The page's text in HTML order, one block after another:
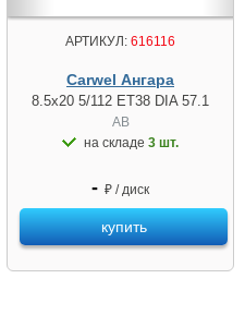
АРТИКУЛ: 616116
Carwel Ангара
8.5x20 5/112 ET38 DIA 57.1
AB
на складе 3 шт.
- ₽ / диск
купить